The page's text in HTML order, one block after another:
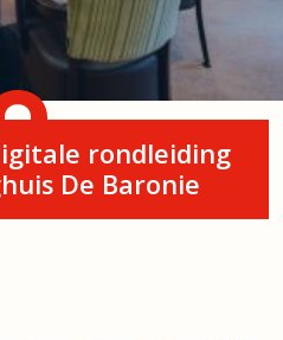
rondleiding
De Baronie